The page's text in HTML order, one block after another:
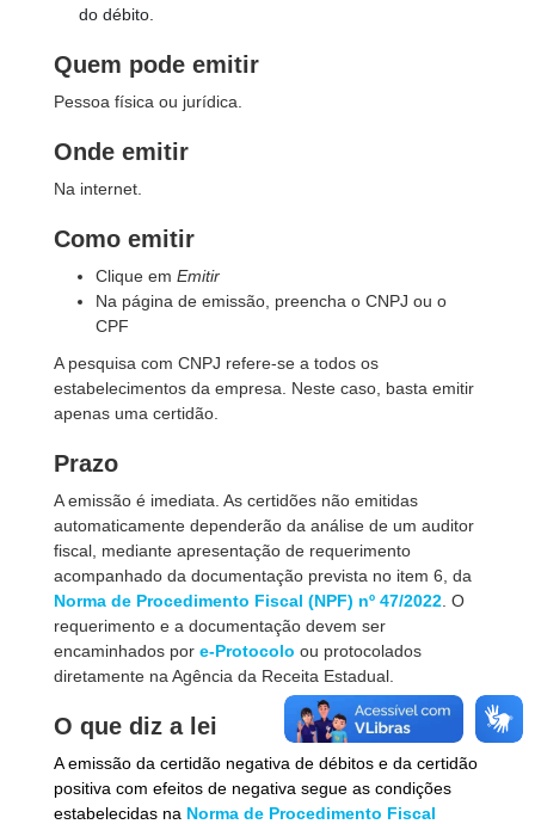
do débito.
Quem pode emitir
Pessoa física ou jurídica.
Onde emitir
Na internet.
Como emitir
Clique em Emitir
Na página de emissão, preencha o CNPJ ou o
CPF
A pesquisa com CNPJ refere-se a todos os
estabelecimentos da empresa. Neste caso, basta emitir
apenas uma certidão.
Prazo
A emissão é imediata. As certidões não emitidas
automaticamente dependerão da análise de um auditor
fiscal, mediante apresentação de requerimento
acompanhado da documentação prevista no item 6, da
Norma de Procedimento Fiscal (NPF) nº 47/2022 . O
requerimento e a documentação devem ser
encaminhados por e-Protocolo ou protocolados
diretamente na Agência da Receita Estadual.
O que diz a lei
A emissão da certidão negativa de débitos e da certidão
positiva com efeitos de negativa segue as condições
estabelecidas na Norma de Procedimento Fiscal